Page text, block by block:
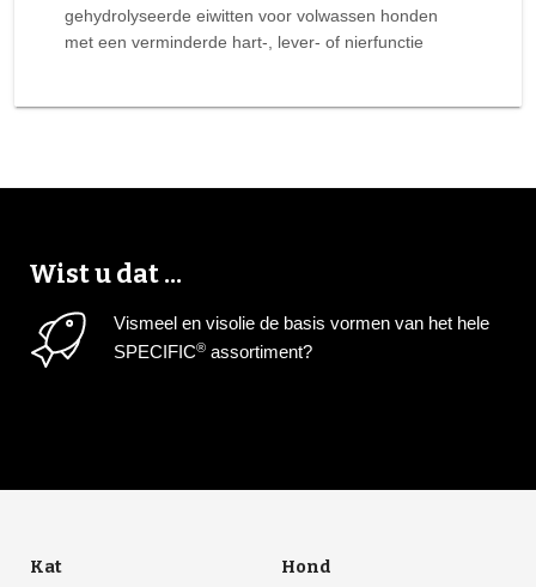
gehydrolyseerde eiwitten voor volwassen honden
met een verminderde hart-, lever- of nierfunctie
Wist u dat ...
Vismeel en visolie de basis vormen van het hele
SPECIFIC® assortiment?
Kat Hond